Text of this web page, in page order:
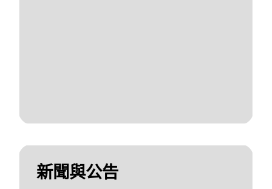
新聞與公告